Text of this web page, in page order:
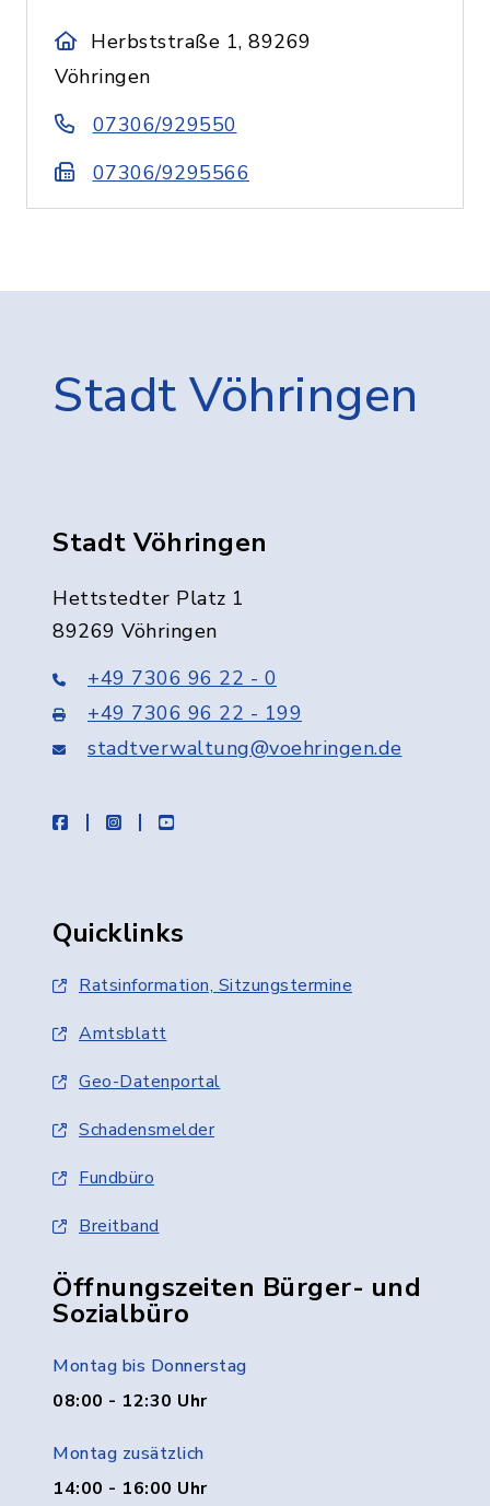
Herbststraße 1, 89269
Vöhringen
07306/929550
07306/9295566
Stadt Vöhringen
Stadt Vöhringen
Hettstedter Platz 1
89269 Vöhringen
+49 7306 96 22 - 0
+49 7306 96 22 - 199
stadtverwaltung@voehringen.de
facebookinstagramyoutube
Quicklinks
Ratsinformation, Sitzungstermine
Amtsblatt
Geo-Datenportal
Schadensmelder
Fundbüro
Breitband
Öffnungszeiten Bürger- und
Sozialbüro
Montag bis Donnerstag
08:00 - 12:30 Uhr
Montag zusätzlich
14:00 - 16:00 Uhr